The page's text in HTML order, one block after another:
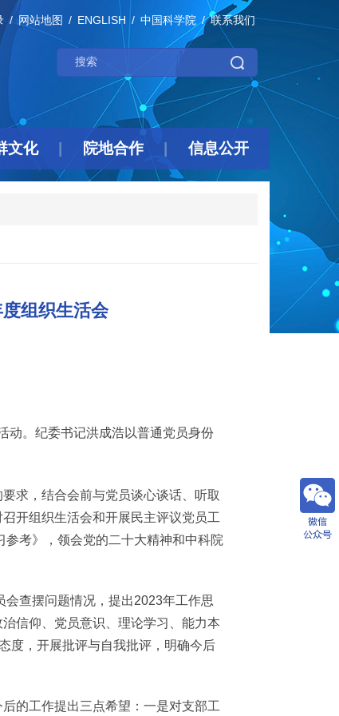
网站地图 ENGLISH 中国科学院 联系我们
文化 院地合作 信息公开
组织生活会
动。纪委书记洪成浩以普通党员身份
求，结合会前与党员谈心谈话、听取
开组织生活会和开展民主评议党员工
考》，领会党的二十大精神和中科院
查摆问题情况，提出2023年工作思
信仰、党员意识、理论学习、能力本
度，开展批评与自我批评，明确今后
的工作提出三点希望：一是对支部工